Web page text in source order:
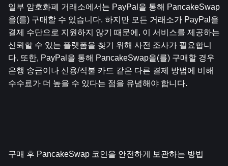
일부 암호화폐 거래소에서는 PayPal을 통해 PancakeSwap
을(를) 구매할 수 있습니다. 하지만 모든 거래소가 PayPal을
결제 수단으로 지원하지 않기 때문에, 이 서비스를 제공하는
신뢰할 수 있는 플랫폼을 찾기 위해 사전 조사가 필요합니
다. 또한, PayPal을 통해 PancakeSwap을(를) 구매할 경우
은행 송금이나 신용/직불 카드 같은 다른 결제 방법에 비해
수수료가 더 높을 수 있다는 점을 유념해야 합니다.
구매 후 PancakeSwap 코인을 안전하게 보관하는 방법